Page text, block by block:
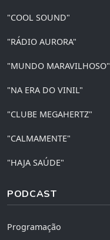
"COOL SOUND"
"RÁDIO AURORA"
"MUNDO MARAVILHOSO"
"NA ERA DO VINIL"
"CLUBE MEGAHERTZ"
"CALMAMENTE"
"HAJA SAÚDE"
PODCAST
Programação